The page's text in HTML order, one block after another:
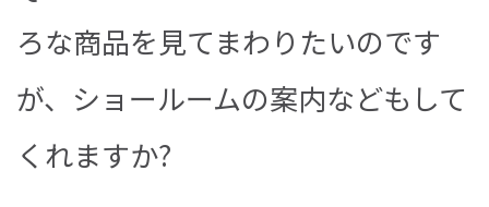
ろな商品を見てまわりたいのです
が、ショールームの案内などもして
くれますか?